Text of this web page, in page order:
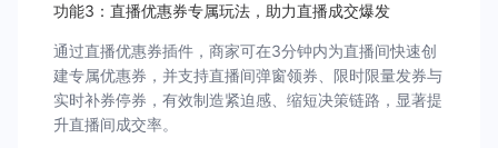
功能3：直播优惠券专属玩法，助力直播成交爆发
通过直播优惠券插件，商家可在3分钟内为直播间快速创
建专属优惠券，并支持直播间弹窗领券、限时限量发券与
实时补券停券，有效制造紧迫感、缩短决策链路，显著提
升直播间成交率。